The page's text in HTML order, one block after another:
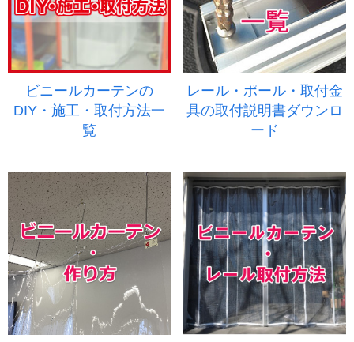
ビニールカーテンの
DIY・施工・取付方法一
覧
レール・ポール・取付金
具の取付説明書ダウンロ
ード